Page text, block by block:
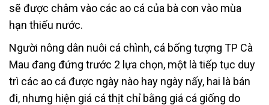
sẽ được châm vào các ao cá của bà con vào mùa
hạn thiếu nước.
Người nông dân nuôi cá chình, cá bống tượng TP Cà
Mau đang đứng trước 2 lựa chọn, một là tiếp tục duy
trì các ao cá được ngày nào hay ngày nấy, hai là bán
đi, nhưng hiện giá cá thịt chỉ bằng giá cá giống do